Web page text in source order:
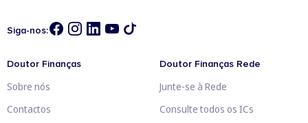
Siga-nos:
Doutor Finanças
Sobre nós
Contactos
Doutor Finanças Rede
Junte-se à Rede
Consulte todos os ICs